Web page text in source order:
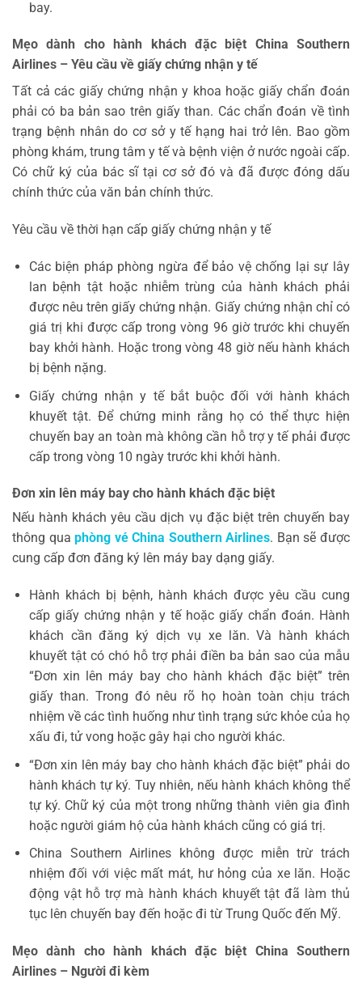
bay.
Mẹo dành cho hành khách đặc biệt China Southern
Airlines – Yêu cầu về giấy chứng nhận y tế
Tất cả các giấy chứng nhận y khoa hoặc giấy chẩn đoán
phải có ba bản sao trên giấy than. Các chẩn đoán về tình
trạng bệnh nhân do cơ sở y tế hạng hai trở lên. Bao gồm
phòng khám, trung tâm y tế và bệnh viện ở nước ngoài cấp.
Có chữ ký của bác sĩ tại cơ sở đó và đã được đóng dấu
chính thức của văn bản chính thức.
Yêu cầu về thời hạn cấp giấy chứng nhận y tế
Các biện pháp phòng ngừa để bảo vệ chống lại sự lây
lan bệnh tật hoặc nhiễm trùng của hành khách phải
được nêu trên giấy chứng nhận. Giấy chứng nhận chỉ có
giá trị khi được cấp trong vòng 96 giờ trước khi chuyến
bay khởi hành. Hoặc trong vòng 48 giờ nếu hành khách
bị bệnh nặng.
Giấy chứng nhận y tế bắt buộc đối với hành khách
khuyết tật. Để chứng minh rằng họ có thể thực hiện
chuyến bay an toàn mà không cần hỗ trợ y tế phải được
cấp trong vòng 10 ngày trước khi khởi hành.
Đơn xin lên máy bay cho hành khách đặc biệt
Nếu hành khách yêu cầu dịch vụ đặc biệt trên chuyến bay
thông quaphòng vé China Southern Airlines. Bạn sẽ được
cung cấp đơn đăng ký lên máy bay dạng giấy.
Hành khách bị bệnh, hành khách được yêu cầu cung
cấp giấy chứng nhận y tế hoặc giấy chẩn đoán. Hành
khách cần đăng ký dịch vụ xe lăn. Và hành khách
khuyết tật có chó hỗ trợ phải điền ba bản sao của mẫu
“Đơn xin lên máy bay cho hành khách đặc biệt” trên
giấy than. Trong đó nêu rõ họ hoàn toàn chịu trách
nhiệm về các tình huống như tình trạng sức khỏe của họ
xấu đi, tử vong hoặc gây hại cho người khác.
“Đơn xin lên máy bay cho hành khách đặc biệt” phải do
hành khách tự ký. Tuy nhiên, nếu hành khách không thể
tự ký. Chữ ký của một trong những thành viên gia đình
hoặc người giám hộ của hành khách cũng có giá trị.
China Southern Airlines không được miễn trừ trách
nhiệm đối với việc mất mát, hư hỏng của xe lăn. Hoặc
động vật hỗ trợ mà hành khách khuyết tật đã làm thủ
tục lên chuyến bay đến hoặc đi từ Trung Quốc đến Mỹ.
Mẹo dành cho hành khách đặc biệt China Southern
Airlines – Người đi kèm